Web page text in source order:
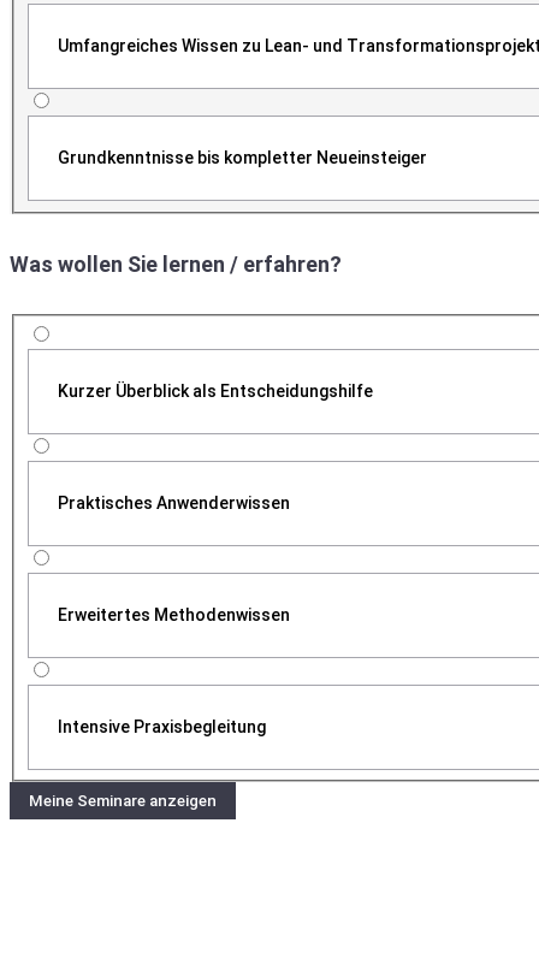
Umfangreiches Wissen zu Lean- und
Grundkenntnisse bis kompletter Neueinsteiger
Was wollen Sie lernen / erfahren?
Kurzer Überblick als Entscheidungshilfe
Praktisches Anwenderwissen
Erweitertes Methodenwissen
Intensive Praxisbegleitung
Meine Seminare anzeigen